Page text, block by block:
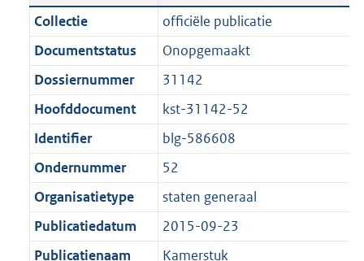
c
t
i
e
n
f
o
r
m
t
:
1
9
5
K
b
n
d
s
r
o
o
t
e
:
1
a
n
d
g
r
o
t
t
e
:
Collectie
officiële publicatie
Documentstatus
Onopgemaakt
Dossiernummer
31142
Hoofddocument
kst-31142-52
Identifier
blg-586608
Ondernummer
52
Organisatietype
staten generaal
Publicatiedatum
2015-09-23
Publicatienaam
Kamerstuk